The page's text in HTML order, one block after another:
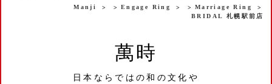
Manji Engage Ring
Marriage Ring
BRIDAL 札幌駅前店
萬時
日本ならではの和の文化や